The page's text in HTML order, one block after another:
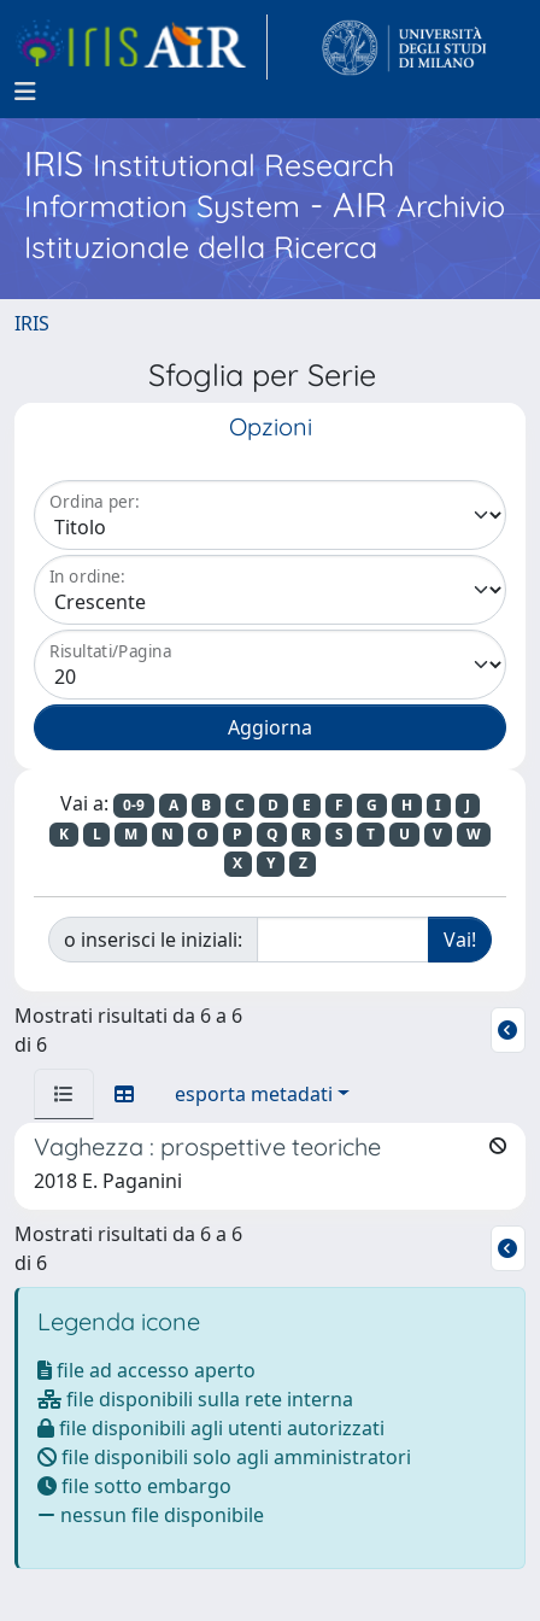
IRISInstitutional Research
Information System - AIR Archivio
Istituzionale della Ricerca
IRIS
Sfoglia per Serie
Opzioni
Ordina per:
In ordine:
Risultati/Pagina
Vai a: 0-9 A B C D E F G H I
J
K
L M N O P Q R S T U V
W
X
Y Z
o inserisci le iniziali:
Mostrati risultati da 6 a 6
di 6
esporta metadati
Vaghezza : prospettive teoriche
2018 E. Paganini
Mostrati risultati da 6 a 6
di 6
Legenda icone
file ad accesso aperto
file disponibili sulla rete interna
file disponibili agli utenti autorizzati
file disponibili solo agli amministratori
file sotto embargo
nessun file disponibile